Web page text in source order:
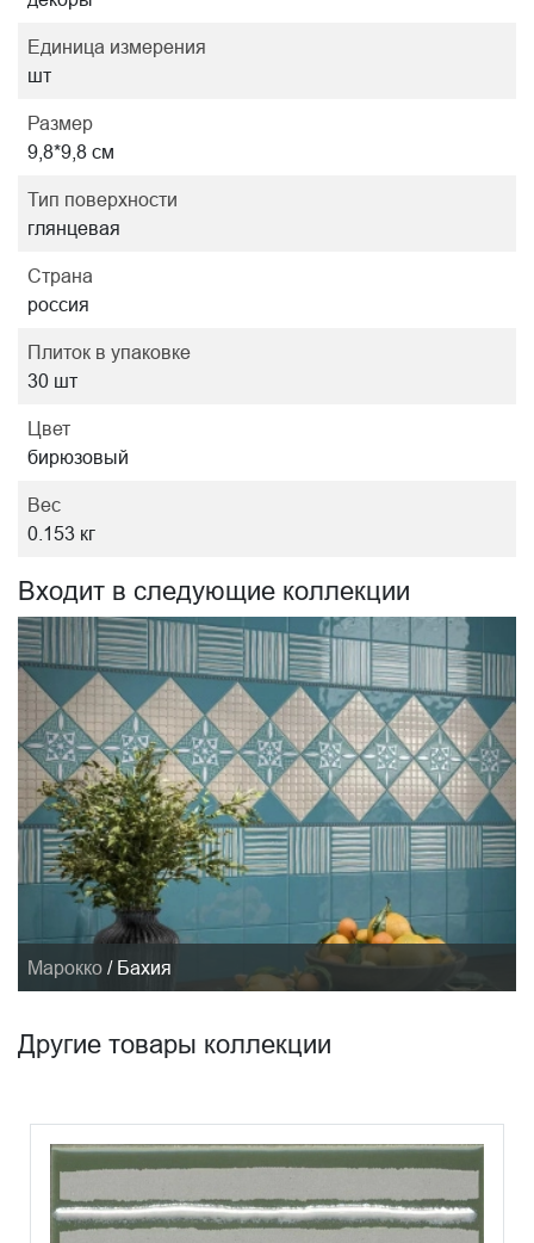
Единица измерения
шт
Размер
9,8*9,8 см
Тип поверхности
глянцевая
Страна
россия
Плиток в упаковке
30 шт
Цвет
бирюзовый
Вес
0.153 кг
Входит в следующие коллекции
Марокко / Бахия
Другие товары коллекции